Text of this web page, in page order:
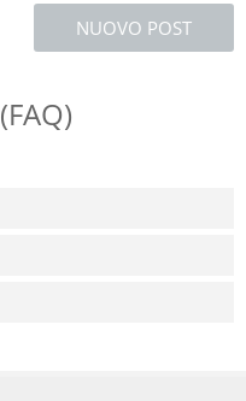
NUOVO POST